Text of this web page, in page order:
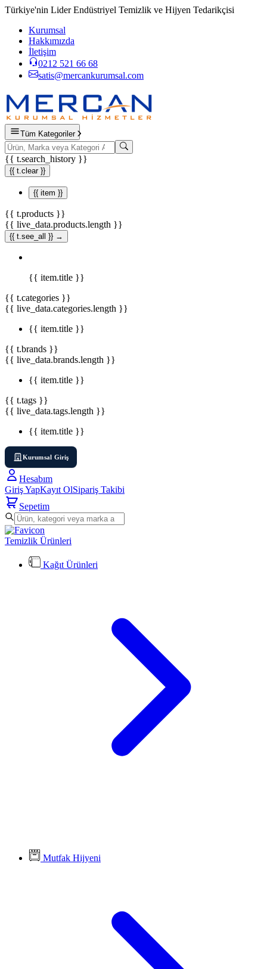
Türkiye'nin Lider Endüstriyel Temizlik ve Hijyen Tedarikçisi
Kurumsal
Hakkımızda
İletişim
0212 521 66 68
satis@mercankurumsal.com
Tüm Kategoriler
{{ t.search_history }}
{{ t.clear }}
{{ item }}
{{ t.products }}
{{ live_data.products.length }}
{{ t.see_all }} →
{{ item.title }}
{{ t.categories }}
{{ live_data.categories.length }}
{{ item.title }}
{{ t.brands }}
{{ live_data.brands.length }}
{{ item.title }}
{{ t.tags }}
{{ live_data.tags.length }}
{{ item.title }}
Kurumsal Giriş
Hesabım
Giriş YapKayıt OlSipariş Takibi
Sepetim
Temizlik Ürünleri
Kağıt Ürünleri
Mutfak Hijyeni